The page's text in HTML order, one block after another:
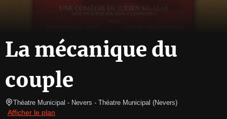
La mécanique du
couple
Théatre Municipal - Nevers - Théatre Municipal (Nevers)
Afficher le plan